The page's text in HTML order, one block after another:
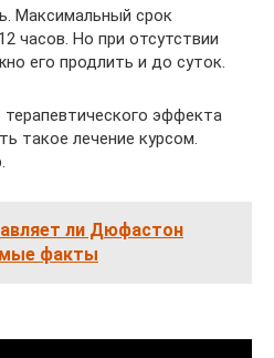
Максимальный срок
часов. Но при отсутствии
его продлить и до суток.
эффекта
такое лечение курсом.
ли Дюфастон
факты